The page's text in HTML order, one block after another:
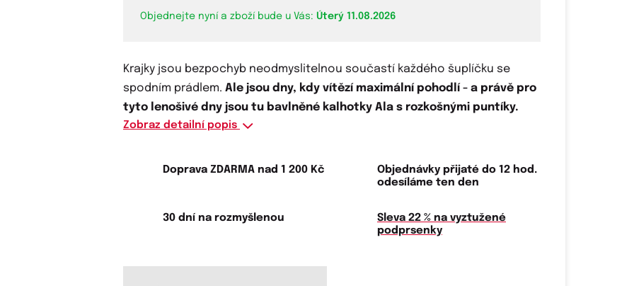
Objednejte nyní a zboží bude u Vás: Úterý 11.08.2026
Krajky jsou bezpochyb neodmyslitelnou součastí každého šuplíčku se
spodním prádlem. Ale jsou dny, kdy vítězí maximální pohodlí - a právě pro
tyto lenošivé dny jsou tu bavlněné kalhotky Ala s rozkošnými puntíky.
Zobraz detailní popis
Doprava ZDARMA nad 1 200 Kč
Objednávky přijaté do 12 hod.
odesíláme ten den
30 dní na rozmyšlenou
Sleva 22 % na vyztužené
podprsenky